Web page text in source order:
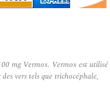
mg Vermox. Vermox est utilisé
vers tels que trichocéphale,